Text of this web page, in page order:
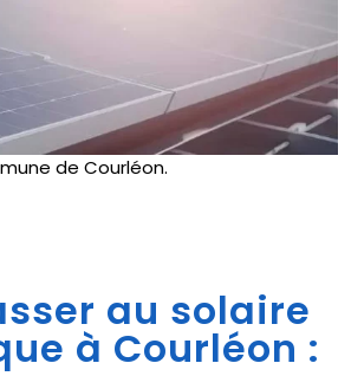
de Courléon.
au solaire
à Courléon :